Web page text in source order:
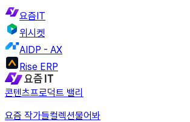
요즘IT
위시켓
AIDP - AX
Rise ERP
콘텐츠프로덕트 밸리
요즘 작가들컬렉션물어봐